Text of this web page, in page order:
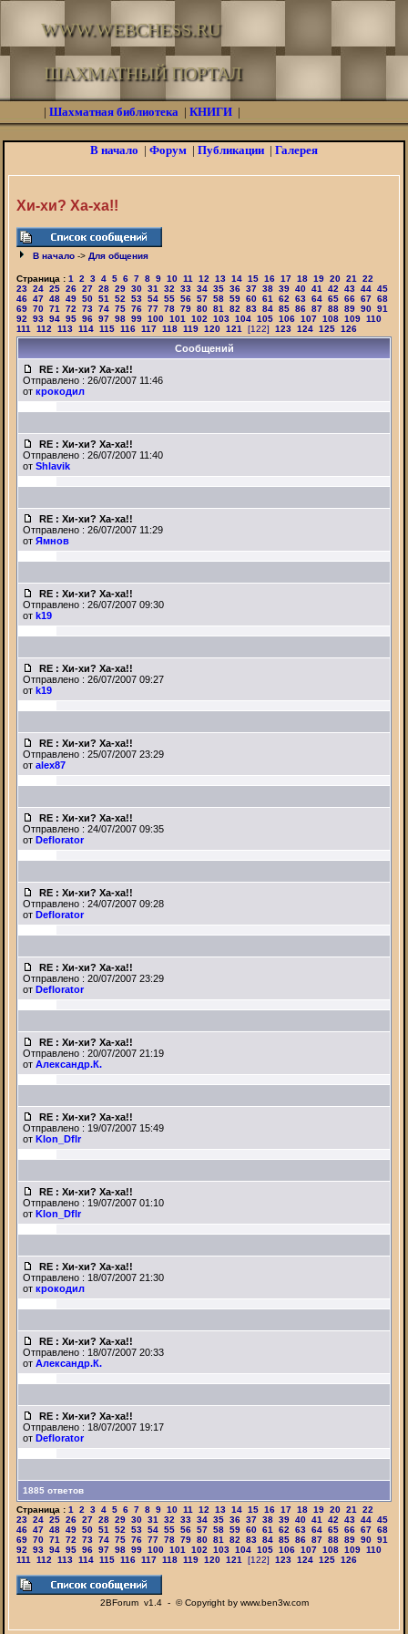
WWW.WEBCHESS.RU
ШАХМАТНЫЙ ПОРТАЛ
| Шахматная библиотека | КНИГИ |
В начало | Форум | Публикации | Галерея
Хи-хи? Ха-ха!!
В начало -> Для общения
Страница : 1 2 3 4 5 6 7 8 9 10 11 12 13 14 15 16 17 18 19 20 21
22
23 24 25 26 27 28 29 30 31 32 33 34 35 36 37 38 39 40 41 42 43 44 45
46 47 48 49 50 51 52 53 54 55 56 57 58 59 60 61 62 63 64 65 66 67 68
69 70 71 72 73 74 75 76 77 78 79 80 81 82 83 84 85 86 87 88 89 90 91
92
93 94 95 96 97 98 99 100 101 102 103 104 105 106 107 108 109 110
111
112 113 114 115 116 117 118 119 120 121 [122] 123 124 125 126
Сообщений
RE : Хи-хи? Ха-ха!!
Отправлено : 26/07/2007 11:46
от крокодил
RE : Хи-хи? Ха-ха!!
Отправлено : 26/07/2007 11:40
от Shlavik
RE : Хи-хи? Ха-ха!!
Отправлено : 26/07/2007 11:29
от Ямнов
RE : Хи-хи? Ха-ха!!
Отправлено : 26/07/2007 09:30
от k19
RE : Хи-хи? Ха-ха!!
Отправлено : 26/07/2007 09:27
от k19
RE : Хи-хи? Ха-ха!!
Отправлено : 25/07/2007 23:29
от alex87
RE : Хи-хи? Ха-ха!!
Отправлено : 24/07/2007 09:35
от Deflorator
RE : Хи-хи? Ха-ха!!
Отправлено : 24/07/2007 09:28
от Deflorator
RE : Хи-хи? Ха-ха!!
Отправлено : 20/07/2007 23:29
от Deflorator
RE : Хи-хи? Ха-ха!!
Отправлено : 20/07/2007 21:19
от Александр.К.
RE : Хи-хи? Ха-ха!!
Отправлено : 19/07/2007 15:49
от Klon_Dflr
RE : Хи-хи? Ха-ха!!
Отправлено : 19/07/2007 01:10
от Klon_Dflr
RE : Хи-хи? Ха-ха!!
Отправлено : 18/07/2007 21:30
от крокодил
RE : Хи-хи? Ха-ха!!
Отправлено : 18/07/2007 20:33
от Александр.К.
RE : Хи-хи? Ха-ха!!
Отправлено : 18/07/2007 19:17
от Deflorator
1885 ответов
Страница : 1 2 3 4 5 6 7 8 9 10 11 12 13 14 15 16 17 18 19 20 21
22
23 24 25 26 27 28 29 30 31 32 33 34 35 36 37 38 39 40 41 42 43 44 45
46 47 48 49 50 51 52 53 54 55 56 57 58 59 60 61 62 63 64 65 66 67 68
69 70 71 72 73 74 75 76 77 78 79 80 81 82 83 84 85 86 87 88 89 90 91
92
93 94 95 96 97 98 99 100 101 102 103 104 105 106 107 108 109 110
111
112 113 114 115 116 117 118 119 120 121 [122] 123 124 125 126
2BForum v1.4 - © Copyright by www.ben3w.com